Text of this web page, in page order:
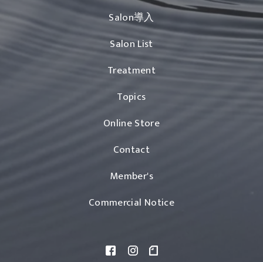
Salon導入
Salon List
Treatment
Topics
Online Store
Contact
Member's
Commercial Notice